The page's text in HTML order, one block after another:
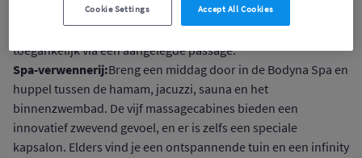
een statig gebouw geïnspireerd op de chique stijl van weleer
toegankelijk via een aangelegde passage.
Spa-verwennerij:Breng een middag door in de Bodyna Spa en
huppel tussen de hamam, jacuzzi, sauna en het
binnenzwembad. De vijf massagecabines bieden een
innovatief zwevend gevoel, en er is zelfs een speciale
kapsalon. Elders vind je een ontspannende tuin en een infinity
Accept All Cookies
Cookie Settings